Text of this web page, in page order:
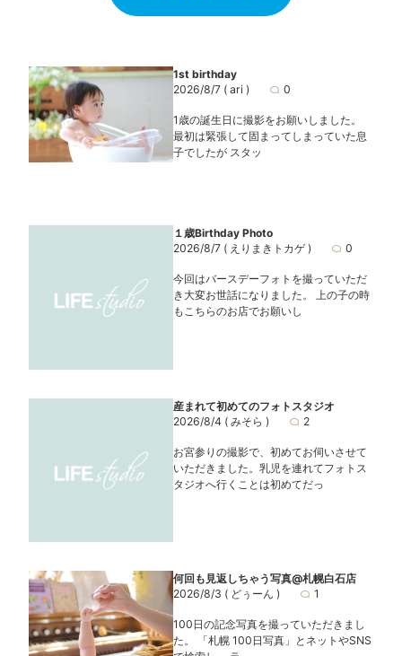
1st birthday
2026/8/7 ( ari ) 0
1歳の誕生日に撮影をお願いしました。
最初は緊張して固まってしまっていた息
子でしたが スタッ
１歳Birthday Photo
2026/8/7 ( えりまきトカゲ ) 0
今回はバースデーフォトを撮っていただ
き大変お世話になりました。 上の子の時
もこちらのお店でお願いし
産まれて初めてのフォトスタジオ
2026/8/4 ( みそら ) 2
お宮参りの撮影で、初めてお伺いさせて
いただきました。乳児を連れてフォトス
タジオへ行くことは初めてだっ
何回も見返しちゃう写真@札幌白石店
2026/8/3 ( どぅーん ) 1
100日の記念写真を撮っていただきまし
た。 「札幌 100日写真」とネットやSNS